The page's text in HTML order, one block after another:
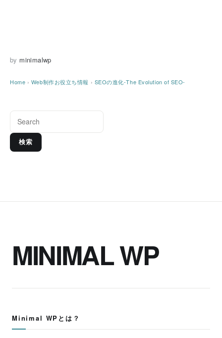
by minimalwp
Home › Web制作お役立ち情報 › SEOの進化-The Evolution of SEO-
検索
MINIMAL WP
Minimal WPとは？